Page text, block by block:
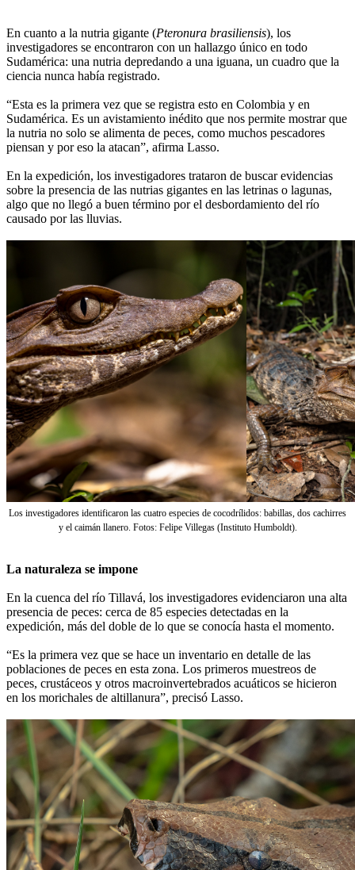
En cuanto a la nutria gigante (Pteronura brasiliensis), los
investigadores se encontraron con un hallazgo único en todo
Sudamérica: una nutria depredando a una iguana, un cuadro que la
ciencia nunca había registrado.
“Esta es la primera vez que se registra esto en Colombia y en
Sudamérica. Es un avistamiento inédito que nos permite mostrar que
la nutria no solo se alimenta de peces, como muchos pescadores
piensan y por eso la atacan”, afirma Lasso.
En la expedición, los investigadores trataron de buscar evidencias
sobre la presencia de las nutrias gigantes en las letrinas o lagunas,
algo que no llegó a buen término por el desbordamiento del río
causado por las lluvias.
Los investigadores identificaron las cuatro especies de cocodrílidos: babillas, dos cachirres
y el caimán llanero. Fotos: Felipe Villegas (Instituto Humboldt).
La naturaleza se impone
En la cuenca del río Tillavá, los investigadores evidenciaron una alta
presencia de peces: cerca de 85 especies detectadas en la
expedición, más del doble de lo que se conocía hasta el momento.
“Es la primera vez que se hace un inventario en detalle de las
poblaciones de peces en esta zona. Los primeros muestreos de
peces, crustáceos y otros macroinvertebrados acuáticos se hicieron
en los morichales de altillanura”, precisó Lasso.